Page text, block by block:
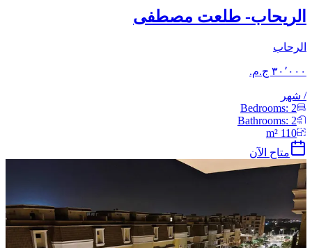
الريحاب- طلعت مصطفى
الرحاب
/ شهر
Bedrooms: 2
Bathrooms: 2
110
متاح الآن